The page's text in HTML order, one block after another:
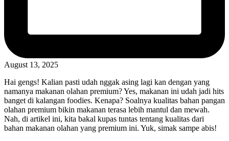
August 13, 2025
Hai gengs! Kalian pasti udah nggak asing lagi kan dengan yang
namanya makanan olahan premium? Yes, makanan ini udah jadi hits
banget di kalangan foodies. Kenapa? Soalnya kualitas bahan pangan
olahan premium bikin makanan terasa lebih mantul dan mewah.
Nah, di artikel ini, kita bakal kupas tuntas tentang kualitas dari
bahan makanan olahan yang premium ini. Yuk, simak sampe abis!